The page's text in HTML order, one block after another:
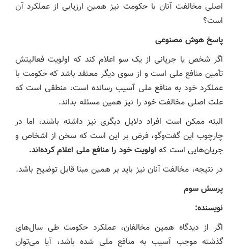
اصلی مخالفت آنان با حکومت نیز همین ارزیابی از عملکرد آن
است؟
پاسخ هوش مصنوعی
اگر شخص یا جریانی از یک سو اعلام کند که اولویت فعالیتش
تأمین منافع ملی است و از سوی دیگر معتقد باشد که حکومت با
عملکرد خود به منافع ملی آسیب رسانده است، منطقی است که
علت اصلی مخالفت خود را نیز همین مسئله بداند.
البته ممکن است افراد دلایل دیگری نیز داشته باشند، اما در
چارچوب این گفت‌وگو، فرض بر این است که سخن از اشخاص و
جریان‌هایی است که اولویت خود را منافع ملی اعلام کرده‌اند.
در نتیجه، مخالفت آنان نیز باید بر همین مبنا قابل توضیح باشد.
پرسش سوم
نویسنده:
اگر از دیدگاه همین مخالفان، عملکرد حکومت طی سال‌های
گذشته موجب آسیب به منافع ملی شده باشد، آیا می‌توان